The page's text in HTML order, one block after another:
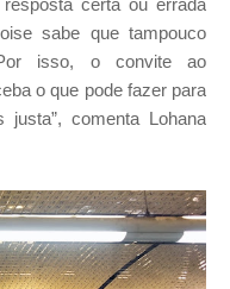
sabe que tampouco
isso, o convite ao
o que pode fazer para
comenta Lohana